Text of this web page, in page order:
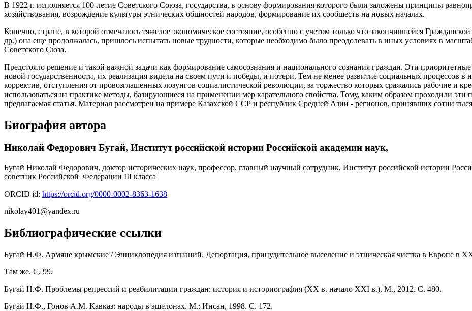
В 1922 г. исполняется 100-летие Советского Союза, государства, в основу формирования которого были заложены принципы
хозяйствования, возрождение культуры этнических общностей народов, формирование их сообществ на новых началах.
Конечно, стране, в которой отмечалось тяжелое экономическое состояние, особенно с учетом только что закончившейся
др.) она еще продолжалась, пришлось испытать новые трудности, которые необходимо было преодолевать в иных условиях в
Советского Сюза.
Предстояло решение и такой важной задачи как формирование самосознания и национального сознания граждан. Эти
новой государственности, их реализация видела на своем пути и победы, и потери. Тем не менее развитие социальных процессов в
корректив, отступления от провозглашенных лозунгов социалистической революции, за торжество которых сражались рабочие и
использоваться на практике методы, базирующиеся на применении мер карательного свойства. Тому, каким образом проходили
предлагаемая статья. Материал рассмотрен на примере Казахской ССР и республик Средней Азии ‑ регионов, принявших сотни
Биография автора
Николай Федорович Бугай, Институт российской истории Российской академии наук,
Бугай Николай Федорович, доктор исторических наук, профессор, главный научный сотрудник, Институт российской истории
советник Российской Федерации III класса
ORCID id: https://orcid.org/0000-0002-8363-1638
nikolay401@yandex.ru
Библиографические ссылки
Бугай Н.Ф. Армяне крымские / Энциклопедия изгнаний. Депортация, принудительное выселение и этническая чистка в Европе в
Там же. С. 99.
Бугай Н.Ф. Проблемы репрессий и реабилитации граждан: история и историография (ХХ в. начало ХХI в.). М., 2012. С. 480.
Бугай Н.Ф., Гонов А.М. Кавказ: народы в эшелонах. М.: Инсан, 1998. С. 172.